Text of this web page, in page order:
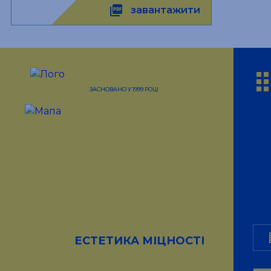
picture_as_pdf завантажити
ЗАСНОВАНО У 1999 РОЦІ
ЕСТЕТИКА МІЦНОСТІ